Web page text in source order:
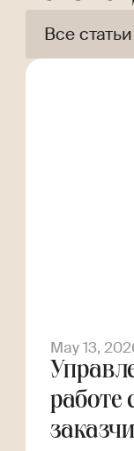
Все статьи
May 13,
работе